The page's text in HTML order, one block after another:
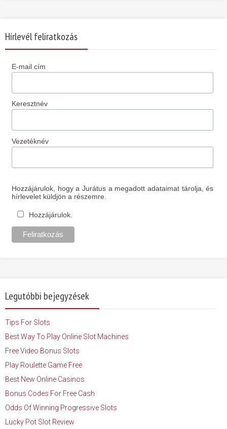
Hírlevél feliratkozás
E-mail cím
Keresztnév
Vezetéknév
Hozzájárulok, hogy a Jurátus a megadott adataimat tárolja, és
hírlevelet küldjön a részemre.
Hozzájárulok.
Legutóbbi bejegyzések
Tips For Slots
Best Way To Play Online Slot Machines
Free Video Bonus Slots
Play Roulette Game Free
Best New Online Casinos
Bonus Codes For Free Cash
Odds Of Winning Progressive Slots
Lucky Pot Slot Review